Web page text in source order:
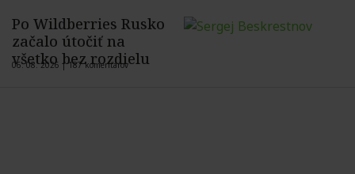
Po Wildberries Rusko
začalo útočiť na
všetko bez rozdielu
06. 08. 2026 |187 komentárov